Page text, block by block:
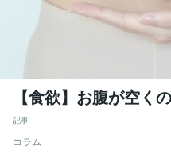
【食欲】お腹が空く
記事
コラム